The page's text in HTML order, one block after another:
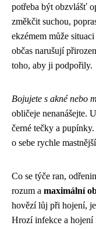
potřeba být obzvlášť
změkčit suchou,
ekzémem může
občas narušují
toho, aby ji podpořily.
Bojujete s akné nebo
obličeje nenanášejte.
černé tečky a
o sebe rychle
Co se týče ran,
rozum a maximální
hovězí lůj při hojení,
Hrozí infekce a hojení